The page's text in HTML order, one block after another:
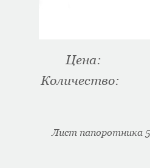
Цена:
Количество:
Лист папоротника